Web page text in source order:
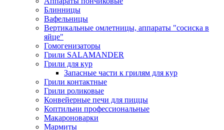
Блинницы
Вафельницы
Вертикальные омлетницы, аппараты "сосиска в
яйце"
Гомогенизаторы
Грили SALAMANDER
Грили для кур
Запасные части к грилям для кур
Грили контактные
Грили роликовые
Конвейерные печи для пиццы
Коптильни профессиональные
Макароноварки
Мармиты